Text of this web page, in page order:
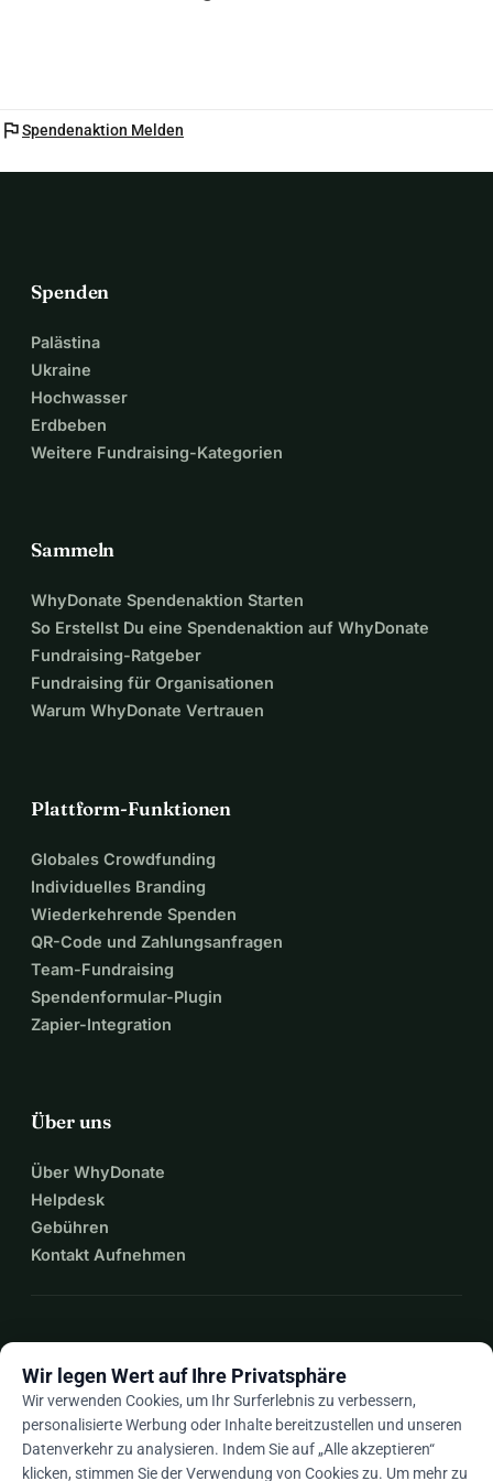
flagSpendenaktion Melden
Spenden
Palästina
Ukraine
Hochwasser
Erdbeben
Weitere Fundraising-Kategorien
Sammeln
WhyDonate Spendenaktion Starten
So Erstellst Du eine Spendenaktion auf WhyDonate
Fundraising-Ratgeber
Fundraising für Organisationen
Warum WhyDonate Vertrauen
Plattform-Funktionen
Globales Crowdfunding
Individuelles Branding
Wiederkehrende Spenden
QR-Code und Zahlungsanfragen
Team-Fundraising
Spendenformular-Plugin
Zapier-Integration
Über uns
Über WhyDonate
Helpdesk
Gebühren
Kontakt Aufnehmen
Dearrow_drop_down
Wir legen Wert auf Ihre Privatsphäre
Wir verwenden Cookies, um Ihr Surferlebnis zu verbessern,
personalisierte Werbung oder Inhalte bereitzustellen und unseren
Datenverkehr zu analysieren. Indem Sie auf „Alle akzeptieren“
klicken, stimmen Sie der Verwendung von Cookies zu. Um mehr zu